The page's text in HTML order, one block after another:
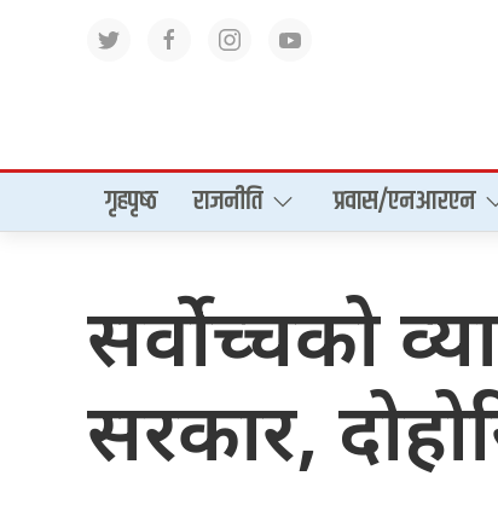
गृहपृष्‍ठ राजनीति प्रवास/एनआरएन
सर्वोच्चको
सरकार,